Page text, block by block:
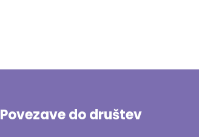
Povezave do društev